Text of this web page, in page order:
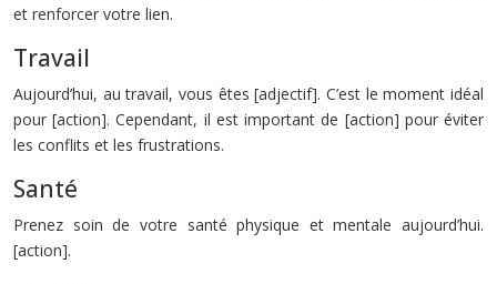
et renforcer votre lien.
Travail
Aujourd’hui, au travail, vous êtes [adjectif]. C’est le moment idéal
pour [action]. Cependant, il est important de [action] pour éviter
les conflits et les frustrations.
Santé
Prenez soin de votre santé physique et mentale aujourd’hui.
[action].